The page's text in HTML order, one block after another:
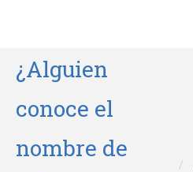
¿Alguien
conoce el
nombre de